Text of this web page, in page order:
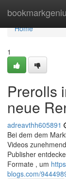
Home
Home
1
Prerolls
neue
adreavthh605891
Bei dem dem
Videos
Publisher
Formate , um
blogs.com/